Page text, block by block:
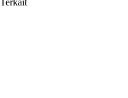
Terkait